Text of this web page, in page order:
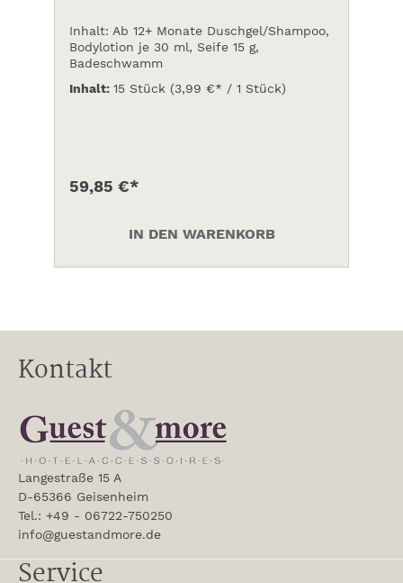
Inhalt: Ab 12+ Monate Duschgel/Shampoo,
Bodylotion je 30 ml, Seife 15 g,
Badeschwamm
Inhalt: 15 Stück (3,99 €* / 1 Stück)
59,85 €*
IN DEN WARENKORB
Kontakt
Langestraße 15 A
D-65366 Geisenheim
Tel.: +49 - 06722-750250
info@guestandmore.de
Service